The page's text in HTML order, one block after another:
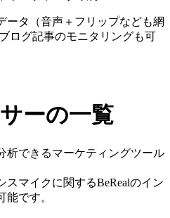
ータ（音声＋フリップなども網
ログ記事のモニタリングも可
ーの一覧
析できるマーケティングツール
マイクに関するBeRealのイン
です。